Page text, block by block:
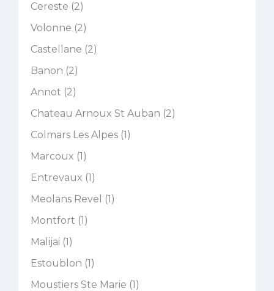
Cereste (2)
Volonne (2)
Castellane (2)
Banon (2)
Annot (2)
Chateau Arnoux St Auban (2)
Colmars Les Alpes (1)
Marcoux (1)
Entrevaux (1)
Meolans Revel (1)
Montfort (1)
Malijai (1)
Estoublon (1)
Moustiers Ste Marie (1)